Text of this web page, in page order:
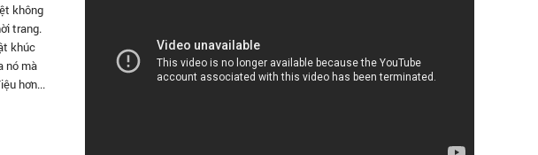
không
trang.
khúc
nó mà
hơn...